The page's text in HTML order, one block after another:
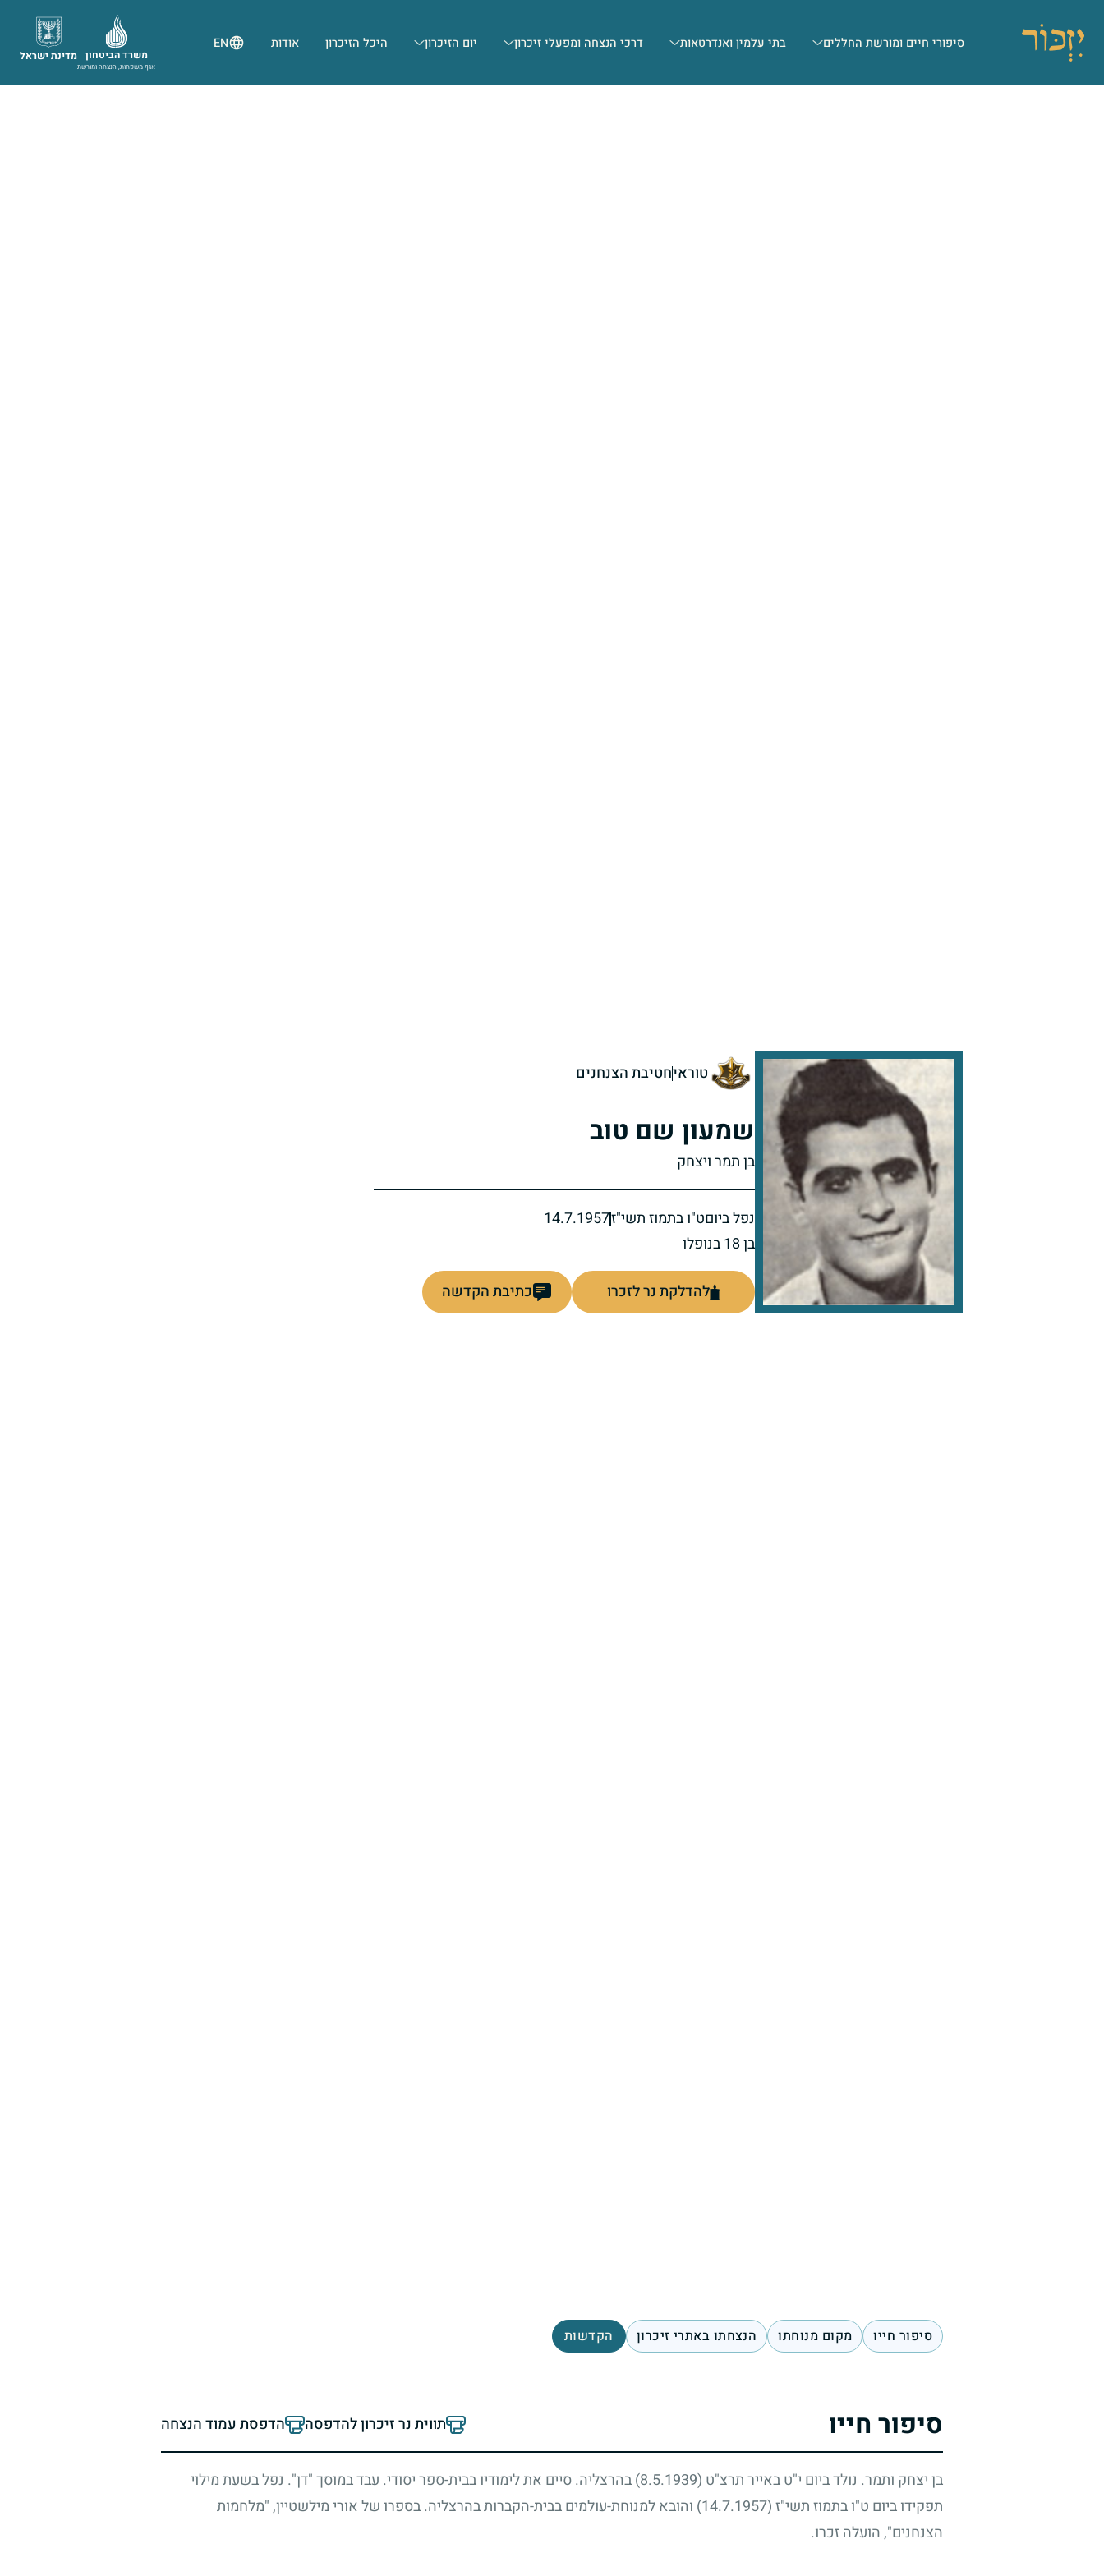
סיפורי חיים ומורשת החללים בתי עלמין ואנדרטאות דרכי הנצחה ומפעלי זיכרון יום הזיכרון היכל הזיכרון אודות EN
מדינת ישראל משרד הביטחון
אגף משפחות, הנצחה ומורשת
טוראיחטיבת הצנחנים
שמעון שם טוב
בן תמר ויצחק
נפל ביוםט"ו בתמוז תשי"ז14.7.1957
בן 18 בנופלו
להדלקת נר לזכרו כתיבת הקדשה
סיפור חייו מקום מנוחתו הנצחתו באתרי זיכרון הקדשות
סיפור חייו תווית נר זיכרון להדפסה הדפסת עמוד הנצחה
בן יצחק ותמר. נולד ביום י"ט באייר תרצ"ט (8.5.1939)
בהרצליה. סיים את לימודיו בבית-ספר יסודי. עבד במוסך "דן". נפל בשעת מילוי
תפקידו ביום ט"ו בתמוז תשי"ז(14.7.1957)
והובא למנוחת-עולמים בבית-הקברות בהרצליה. בספרו של אורי מילשטיין, "מלחמות
הצנחנים", הועלה זכרו.